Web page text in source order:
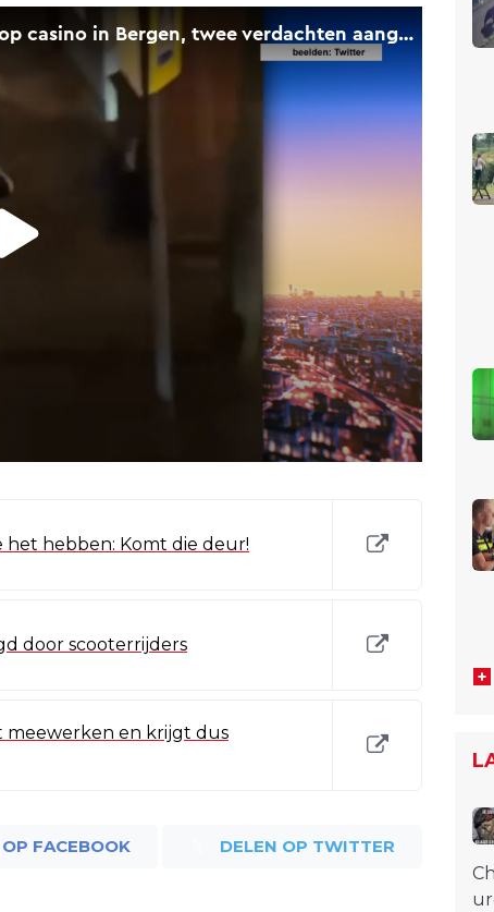
het hebben: Komt die deur!
door scooterrijders
meewerken en krijgt dus
FACEBOOK DELEN OP TWITTER